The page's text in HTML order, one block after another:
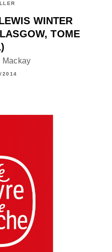
WINTER
TOME
Mackay
2014